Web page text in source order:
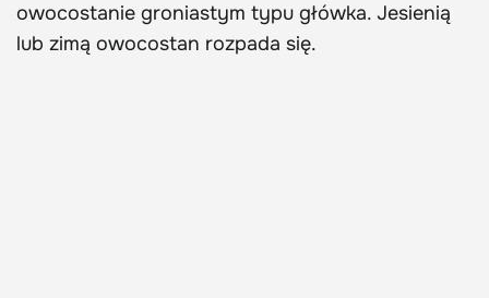
owocostanie groniastym typu główka. Jesienią
lub zimą owocostan rozpada się.